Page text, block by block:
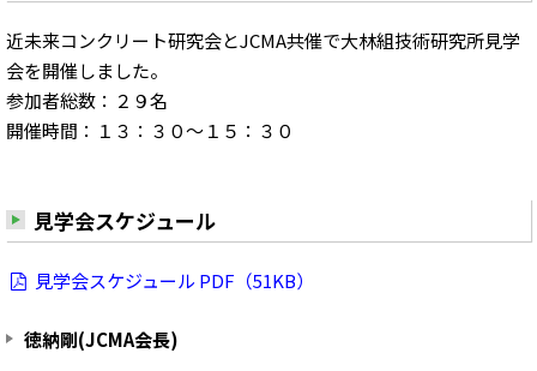
近未来コンクリート研究会とJCMA共催で大林組技術研究所見学
会を開催しました。
参加者総数：２９名
開催時間：１３：３０～１５：３０
見学会スケジュール
見学会スケジュール PDF（51KB）
徳納剛(JCMA会長)